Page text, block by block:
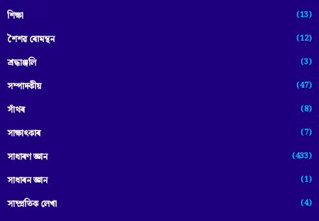
শিক্ষা (13)
শৈশৱ ৰোমন্থন (12)
শ্ৰদ্ধাঞ্জলি (3)
সম্পাদকীয় (47)
সাঁথৰ (8)
সাক্ষাৎকাৰ (7)
সাধাৰণ জ্ঞান (433)
সাধাৰন জ্ঞান (1)
সাম্প্রতিক লেখা (4)